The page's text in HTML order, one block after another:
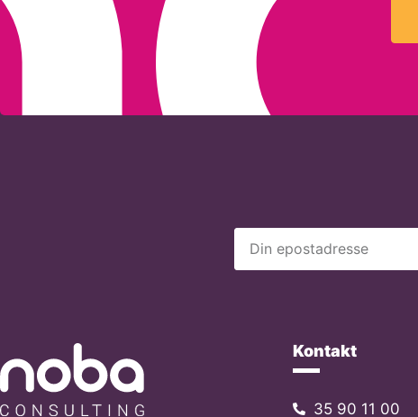
Kontakt
35 90 11 00